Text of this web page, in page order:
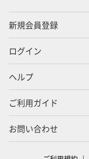
新規会員登録
ログイン
ヘルプ
ご利用ガイド
お問い合わせ